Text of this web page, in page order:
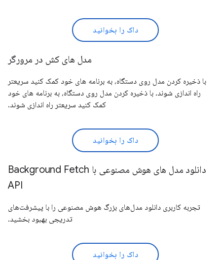
داک را بخوانید
مدل های کش در مرورگر
با ذخیره کردن مدل روی دستگاه، به برنامه های خود کمک کنید سریعتر
راه اندازی شوند. با ذخیره کردن مدل روی دستگاه، به برنامه های خود
کمک کنید سریعتر راه اندازی شوند.
داک را بخوانید
دانلود مدل های هوش مصنوعی با Background Fetch
API
تجربه کاربری دانلود مدل‌های بزرگ هوش مصنوعی را با پیشرفت‌های
تدریجی بهبود بخشید.
داک را بخوانید